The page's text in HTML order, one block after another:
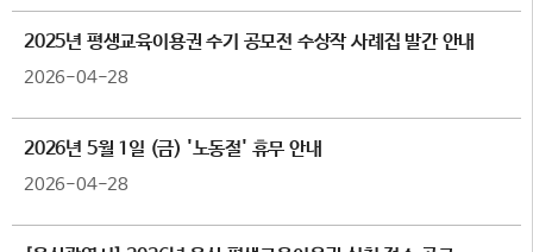
2025년 평생교육이용권 수기 공모전 수상작 사례집 발간 안내
2026-04-28
2026년 5월 1일 (금) '노동절' 휴무 안내
2026-04-28